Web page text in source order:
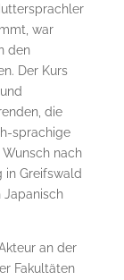
war
den
Der Kurs
die
sprachige
nach
in Greifswald
Japanisch
an der
Fakultäten